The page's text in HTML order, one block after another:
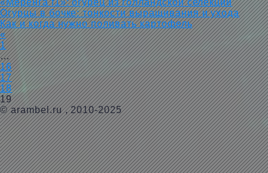
«Меренга f1»: огурец из голландской селекции
Огурцы в бочке: тонкости выращивания и ухода
Как и когда нужно поливать картофель
«
1
…
16
17
18
19
© arambel.ru, 2010-2025